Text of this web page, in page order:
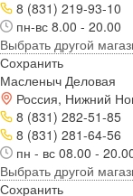
8 (831) 219-93-10
пн-вс 8.00 - 20.00
Выбрать другой
Сохранить
Масленыч Деловая
Россия, Нижний
8 (831) 282-51-85
8 (831) 281-64-56
пн - вс 08.00 -
Выбрать другой
Сохранить